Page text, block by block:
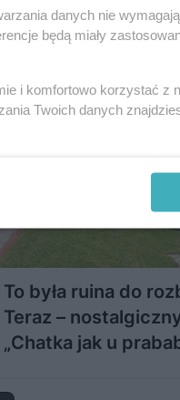
zobaczyli datę na
już nie mogli się
To była ruina do
Teraz –
„Chatka jak u
danych nie
będą miały
i komfortowo korzystać z
Twoich danych